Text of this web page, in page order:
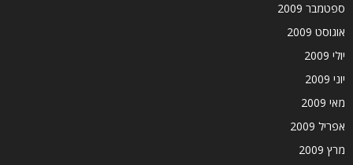
ספטמבר 2009
אוגוסט 2009
יולי 2009
יוני 2009
מאי 2009
אפריל 2009
מרץ 2009